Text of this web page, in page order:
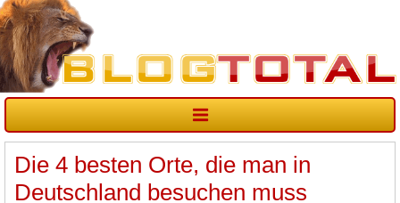
Die 4 besten Orte, die man in
Deutschland besuchen muss